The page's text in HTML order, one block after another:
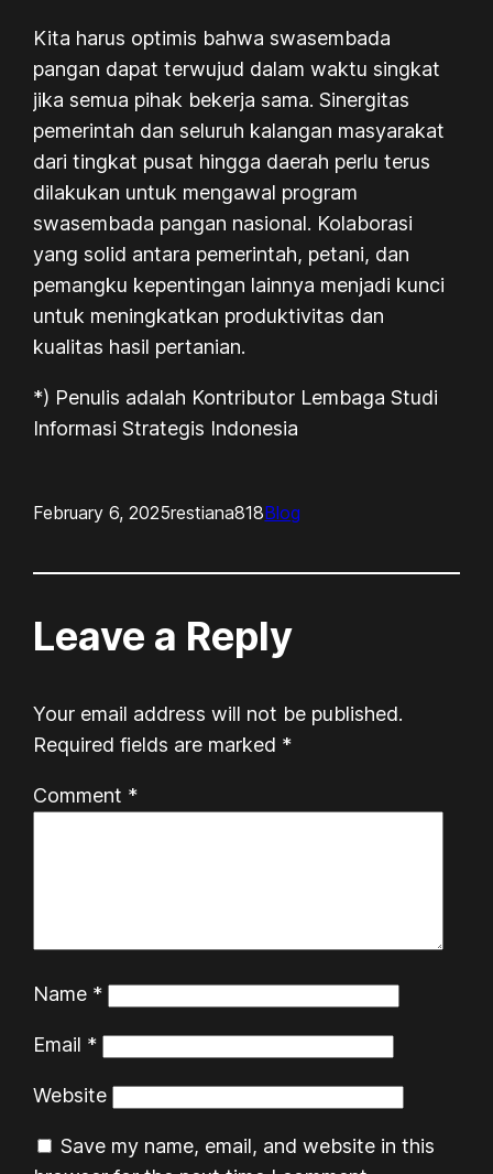
Kita harus optimis bahwa swasembada
pangan dapat terwujud dalam waktu singkat
jika semua pihak bekerja sama. Sinergitas
pemerintah dan seluruh kalangan masyarakat
dari tingkat pusat hingga daerah perlu terus
dilakukan untuk mengawal program
swasembada pangan nasional. Kolaborasi
yang solid antara pemerintah, petani, dan
pemangku kepentingan lainnya menjadi kunci
untuk meningkatkan produktivitas dan
kualitas hasil pertanian.
*) Penulis adalah Kontributor Lembaga Studi
Informasi Strategis Indonesia
February 6, 2025restiana818Blog
Leave a Reply
Your email address will not be published.
Required fields are marked *
Comment *
Name *
Email *
Website
Save my name, email, and website in this